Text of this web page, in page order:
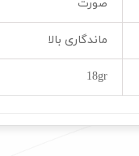
صورت
ماندگاری بالا
18gr